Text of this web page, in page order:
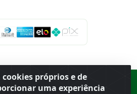
próprios e de
uma experiência
Rural Porto Ferreira ·BR
· CEP